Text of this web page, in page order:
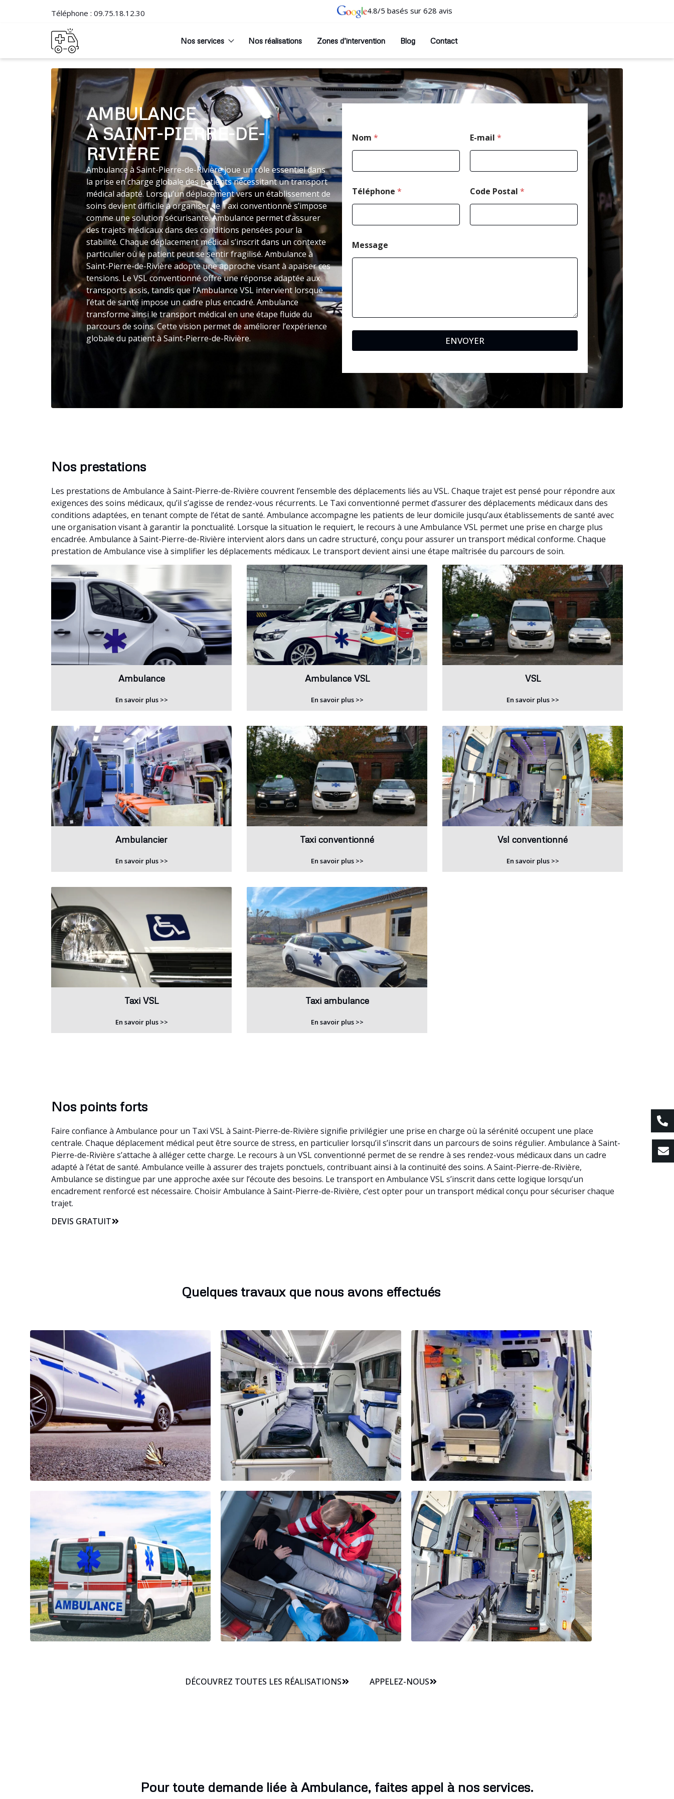
Téléphone : 09.75.18.12.30 4.8/5 basés sur 628 avis
Nos services Nos réalisations Zones d’intervention Blog Contact
AMBULANCE
À SAINT-PIERRE-DE-
RIVIÈRE
Ambulance à Saint-Pierre-de-Rivière joue un rôle essentiel dans
la prise en charge globale des patients nécessitant un transport
médical adapté. Lorsqu’un déplacement vers un établissement de
soins devient difficile à organiser, le Taxi conventionné s’impose
comme une solution sécurisante. Ambulance permet d’assurer
des trajets médicaux dans des conditions pensées pour la
stabilité. Chaque déplacement médical s’inscrit dans un contexte
particulier où le patient peut se sentir fragilisé. Ambulance à
Saint-Pierre-de-Rivière adopte une approche visant à apaiser ces
tensions. Le VSL conventionné offre une réponse adaptée aux
transports assis, tandis que l’Ambulance VSL intervient lorsque
l’état de santé impose un cadre plus encadré. Ambulance
transforme ainsi le transport médical en une étape fluide du
parcours de soins. Cette vision permet de améliorer l’expérience
globale du patient à Saint-Pierre-de-Rivière.
Nom * E-mail *
Téléphone * Code Postal *
Message
ENVOYER
Nos prestations
Les prestations de Ambulance à Saint-Pierre-de-Rivière couvrent l’ensemble des déplacements liés au VSL. Chaque trajet est pensé pour répondre aux
exigences des soins médicaux, qu’il s’agisse de rendez-vous récurrents. Le Taxi conventionné permet d’assurer des déplacements médicaux dans des
conditions adaptées, en tenant compte de l’état de santé. Ambulance accompagne les patients de leur domicile jusqu’aux établissements de santé avec
une organisation visant à garantir la ponctualité. Lorsque la situation le requiert, le recours à une Ambulance VSL permet une prise en charge plus
encadrée. Ambulance à Saint-Pierre-de-Rivière intervient alors dans un cadre structuré, conçu pour assurer un transport médical conforme. Chaque
prestation de Ambulance vise à simplifier les déplacements médicaux. Le transport devient ainsi une étape maîtrisée du parcours de soin.
Ambulance
En savoir plus >>
Ambulance VSL
En savoir plus >>
VSL
En savoir plus >>
Ambulancier
En savoir plus >>
Taxi conventionné
En savoir plus >>
Vsl conventionné
En savoir plus >>
Taxi VSL
En savoir plus >>
Taxi ambulance
En savoir plus >>
Nos points forts
Faire confiance à Ambulance pour un Taxi VSL à Saint-Pierre-de-Rivière signifie privilégier une prise en charge où la sérénité occupent une place
centrale. Chaque déplacement médical peut être source de stress, en particulier lorsqu’il s’inscrit dans un parcours de soins régulier. Ambulance à Saint-
Pierre-de-Rivière s’attache à alléger cette charge. Le recours à un VSL conventionné permet de se rendre à ses rendez-vous médicaux dans un cadre
adapté à l’état de santé. Ambulance veille à assurer des trajets ponctuels, contribuant ainsi à la continuité des soins. A Saint-Pierre-de-Rivière,
Ambulance se distingue par une approche axée sur l’écoute des besoins. Le transport en Ambulance VSL s’inscrit dans cette logique lorsqu’un
encadrement renforcé est nécessaire. Choisir Ambulance à Saint-Pierre-de-Rivière, c’est opter pour un transport médical conçu pour sécuriser chaque
trajet.
DEVIS GRATUIT
Quelques travaux que nous avons effectués
DÉCOUVREZ TOUTES LES RÉALISATIONS APPELEZ-NOUS
Pour toute demande liée à Ambulance, faites appel à nos services.